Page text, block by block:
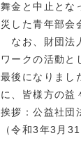
舞金と中止とな
災した青年部会
なお、財団法
ワークの活動と
最後になりまし
に、皆様方の益
挨拶：公益社
（令和3年3月